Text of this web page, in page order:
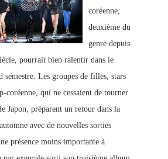
coréenne,
deuxième du
genre depuis
pourrait bien ralentir dans le
semestre. Les groupes de filles, stars
coréenne, qui ne cessaient de tourner
Japon, préparent un retour dans la
avec de nouvelles sorties
présence moins importante à